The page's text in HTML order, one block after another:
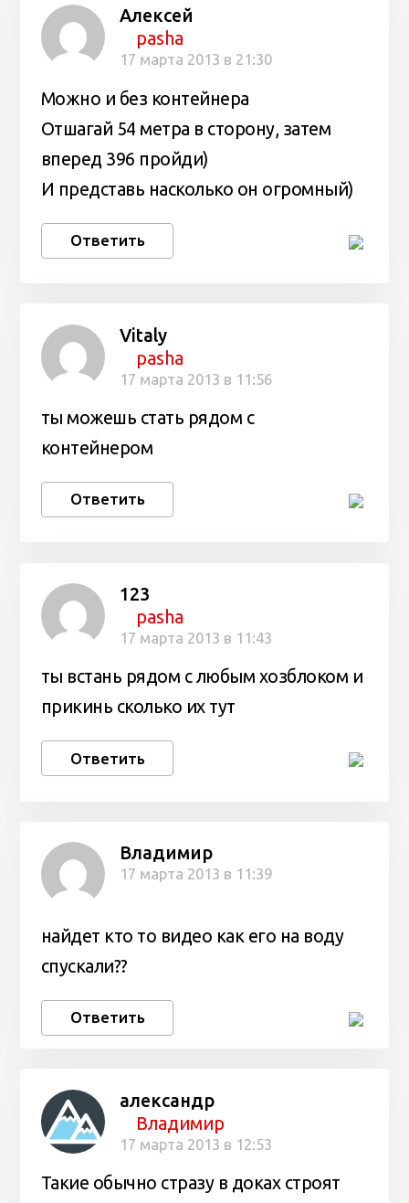
Алексей
pasha
17 марта 2013 в 21:30
Можно и без контейнера
Отшагай 54 метра в сторону, затем
вперед 396 пройди)
И представь насколько он огромный)
Ответить
Vitaly
pasha
17 марта 2013 в 11:56
ты можешь стать рядом с
контейнером
Ответить
123
pasha
17 марта 2013 в 11:43
ты встань рядом с любым хозблоком и
прикинь сколько их тут
Ответить
Владимир
17 марта 2013 в 11:39
найдет кто то видео как его на воду
спускали??
Ответить
александр
Владимир
17 марта 2013 в 12:53
Такие обычно стразу в доках строят